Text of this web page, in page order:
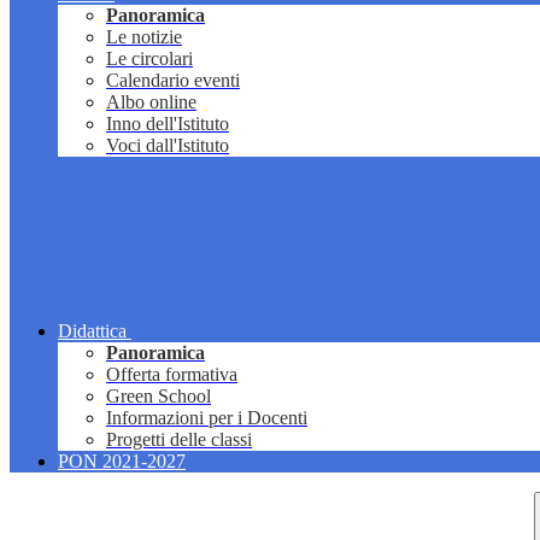
Panoramica
Le notizie
Le circolari
Calendario eventi
Albo online
Inno dell'Istituto
Voci dall'Istituto
Didattica
Panoramica
Offerta formativa
Green School
Informazioni per i Docenti
Progetti delle classi
PON 2021-2027